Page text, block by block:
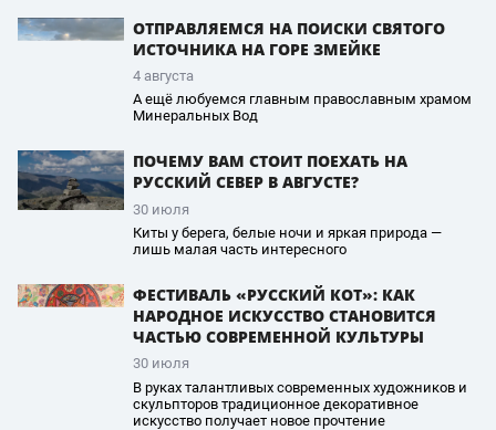
ОТПРАВЛЯЕМСЯ НА ПОИСКИ СВЯТОГО
ИСТОЧНИКА НА ГОРЕ ЗМЕЙКЕ
4 августа
А ещё любуемся главным православным храмом
Минеральных Вод
ПОЧЕМУ ВАМ СТОИТ ПОЕХАТЬ НА
РУССКИЙ СЕВЕР В АВГУСТЕ?
30 июля
Киты у берега, белые ночи и яркая природа —
лишь малая часть интересного
ФЕСТИВАЛЬ «РУССКИЙ КОТ»: КАК
НАРОДНОЕ ИСКУССТВО СТАНОВИТСЯ
ЧАСТЬЮ СОВРЕМЕННОЙ КУЛЬТУРЫ
30 июля
В руках талантливых современных художников и
скульпторов традиционное декоративное
искусство получает новое прочтение